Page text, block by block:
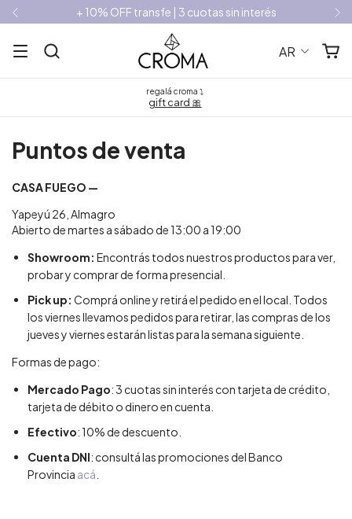
+ 10% OFF transfe | 3 cuotas sin interés
AR
regalá croma ⤵
gift card 🎀
Puntos de venta
CASA FUEGO —
Yapeyú 26, Almagro
Abierto de martes a sábado de 13:00 a 19:00
Showroom: Encontrás todos nuestros productos para ver,
probar y comprar de forma presencial.
Pick up: Comprá online y retirá el pedido en el local. Todos
los viernes llevamos pedidos para retirar, las compras de los
jueves y viernes estarán listas para la semana siguiente.
Formas de pago:
Mercado Pago: 3 cuotas sin interés con tarjeta de crédito,
tarjeta de débito o dinero en cuenta.
Efectivo: 10% de descuento.
Cuenta DNI: consultá las promociones del Banco
Provincia acá